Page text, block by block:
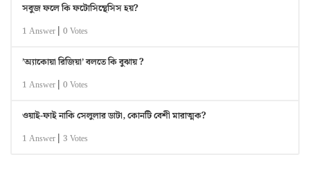
সবুজ ফলে কি ফটোসিন্থেসিস হয়?
1 Answer | 0 Votes
’অ্যাকোয়া রিজিয়া’ বলতে কি বুঝায় ?
1 Answer | 0 Votes
ওয়াই-ফাই নাকি সেলুলার ডাটা, কোনটি বেশী মারাত্মক?
1 Answer | 3 Votes